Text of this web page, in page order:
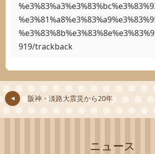
919/trackback
阪神・淡路大震災から20年
ニュース